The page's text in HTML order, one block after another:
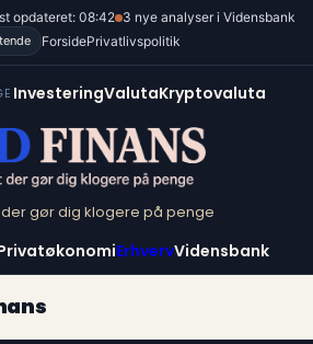
opdateret: 08:42 3 nye analyser i Vidensbank
ForsidePrivatlivspolitik
InvesteringValutaKryptovaluta
gør dig klogere på penge
ErhvervVidensbank